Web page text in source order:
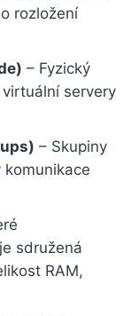
rozložení
– Fyzický
servery
– Skupiny
sdružená
RAM,